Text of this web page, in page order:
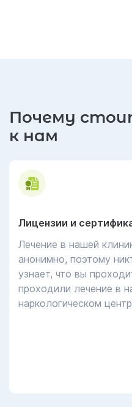
Почему
к нам
Лицензии и
Лечение в нашей
анонимно, поэтому
узнает, что вы
проходили лечение в
наркологическом